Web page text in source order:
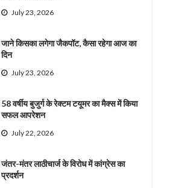
July 23, 2026
जाने किसका लगेगा जैकपॉट, कैसा रहेगा आज का
दिन
July 23, 2026
58 वर्षीय बुजुर्ग के रेक्टम टयूमर का मैक्स में किया
सफल आपरेशन
July 22, 2026
जंतर-मंतर लाठीचार्ज के विरोध में कांग्रेस का
प्रदर्शन